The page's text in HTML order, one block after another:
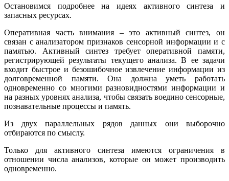
Остановимся подробнее на идеях активного синтеза и
запасных ресурсах.
Оперативная часть внимания – это активный синтез, он
связан с анализатором признаков сенсорной информации и с
памятью. Активный синтез требует оперативной памяти,
регистрирующей результаты текущего анализа. В ее задачи
входит быстрое и безошибочное извлечение информации из
долговременной памяти. Она должна уметь работать
одновременно со многими разновидностями информации и
на разных уровнях анализа, чтобы связать воедино сенсорные,
познавательные процессы и память.
Из двух параллельных рядов данных они выборочно
отбираются по смыслу.
Только для активного синтеза имеются ограничения в
отношении числа анализов, которые он может производить
одновременно.